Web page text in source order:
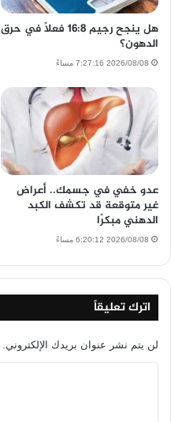
هل ينجح رجيم 16:8 فعلًا في حرق
الدهون؟
2026/08/08 7:27:16 مساءً
عدو خفي في جسمك.. أعراض
غير متوقعة قد تكشف الكبد
الدهني مبكرًا
2026/08/08 6:20:12 مساءً
اترك تعليقاً
لن يتم نشر عنوان بريدك الإلكتروني.